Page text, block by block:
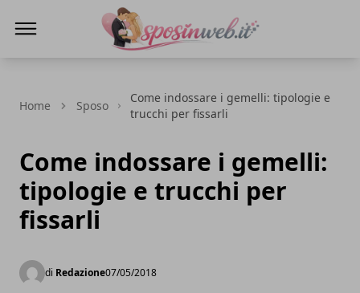
Home Sposo
Come indossare i gemelli: tipologie e
trucchi per fissarli
Come indossare i gemelli:
tipologie e trucchi per
fissarli
di Redazione07/05/2018